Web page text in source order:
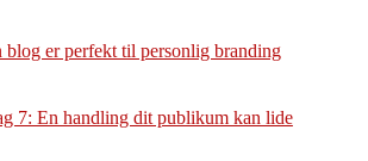
blog er perfekt til personlig branding
7: En handling dit publikum kan lide